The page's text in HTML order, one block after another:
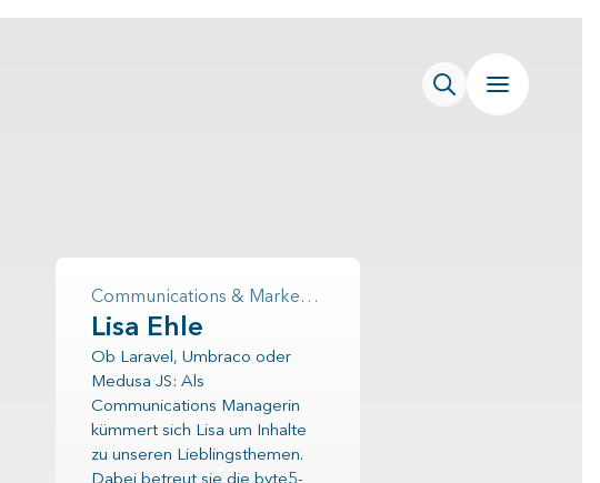
Communications & Marketing
Lisa Ehle
Ob Laravel, Umbraco oder
Medusa JS: Als
Communications Managerin
kümmert sich Lisa um Inhalte
zu unseren Lieblingsthemen.